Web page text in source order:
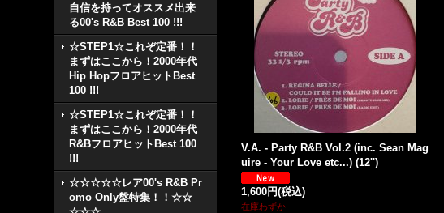
自信を持ってオススメ出来
る00's R&B Best 100 !!!
☆STEP1☆これぞ定番！！
まずはここから！2000年代
Hip HopフロアヒットBest
100 !!!
☆STEP1☆これぞ定番！！
まずはここから！2000年代
R&BフロアヒットBest 100
!!!
☆☆☆☆☆レア00's R&B Pr
omo Only盤特集！！☆☆
V.A. - Party R&B Vol.2 (inc. Sean Mag
uire - Your Love etc...) (12'')
1,600円(税込)
在庫わずか